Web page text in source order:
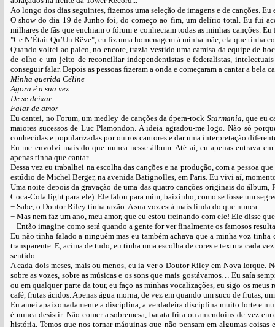
Ao longo dos dias seguintes, fizemos uma seleção de imagens e de canções.
O show do dia 19 de Junho foi, do começo ao fim, um delírio total. Eu fui
milhares de fãs que enchiam o fórum e conheciam todas as minhas canções.
"Ce N’Était Qu’Un Rêve", eu fiz uma homenagem à minha mãe, ela que tinha
Quando voltei ao palco, no encore, trazia vestido uma camisa da equipe de
de olho e um jeito de reconciliar independentistas e federalistas,
conseguir falar. Depois as pessoas fizeram a onda e começaram a cantar a
Minha querida Céline
Agora é a sua vez
De se deixar
Falar de amor
Eu cantei, no Forum, um medley de canções da ópera-rock Starmania, que eu
maiores sucessos de Luc Plamondon. A ideia agradou-me logo. Não só
conhecidas e popularizadas por outros cantores e dar uma interpretação
Eu me envolvi mais do que nunca nesse álbum. Até aí, eu apenas entrava
apenas tinha que cantar.
Dessa vez eu trabalhei na escolha das canções e na produção, com a pessoa
estúdio de Michel Berger, na avenida Batignolles, em Paris. Eu vivi aí,
Uma noite depois da gravação de uma das quatro canções originais do
Coca-Cola light para ele). Ele falou para mim, baixinho, como se fosse um
− Sabe, o Doutor Riley tinha razão. A sua voz está mais linda do que nunca…
− Mas nem faz um ano, meu amor, que eu estou treinando com ele! Ele disse
− Então imagine como será quando a gente for ver finalmente os famosos
Eu não tinha falado a ninguém mas eu também achava que a minha voz
transparente. E, acima de tudo, eu tinha uma escolha de cores e textura cada
sentido.
A cada dois meses, mais ou menos, eu ia ver o Doutor Riley em Nova Iorque.
sobre as vozes, sobre as músicas e os sons que mais gostávamos… Eu saía
ou em qualquer parte da tour, eu faço as minhas vocalizações, eu sigo os
café, frutas ácidos. Apenas água morna, de vez em quando um suco de frutas,
Eu amei apaixonadamente a disciplina, a verdadeira disciplina muito forte e
é nunca desistir. Não comer a sobremesa, batata frita ou amendoins de vez
história. Temos que nos tornar máquinas que não pensam em algumas